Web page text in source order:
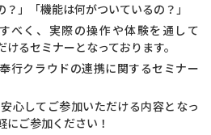
」「機能は何がついているの？」
べく、実際の操作や体験を通して
るセミナーとなっております。
クラウドの連携に関するセミナー
心してご参加いただける内容となっ
にご参加ください！